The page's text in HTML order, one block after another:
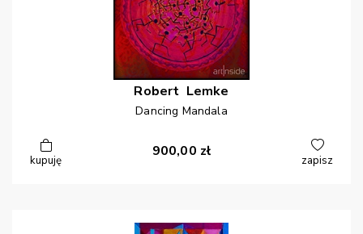
Robert Lemke
Dancing Mandala
kupuję
900,00 zł
zapisz